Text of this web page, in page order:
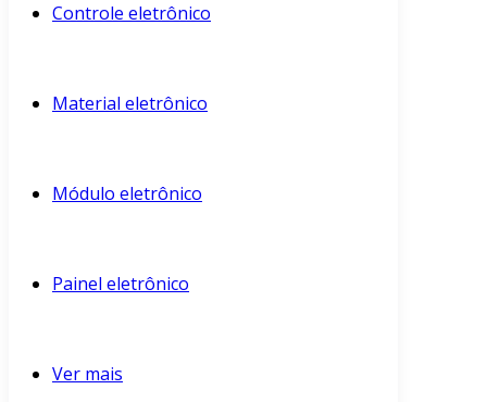
Controle eletrônico
Material eletrônico
Módulo eletrônico
Painel eletrônico
Ver mais